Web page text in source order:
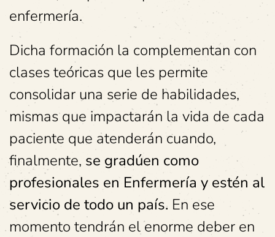
enfermería.
Dicha formación la complementan con
clases teóricas que les permite
consolidar una serie de habilidades,
mismas que impactarán la vida de cada
paciente que atenderán cuando,
finalmente, se gradúen como
profesionales en Enfermería y estén al
servicio de todo un país. En ese
momento tendrán el enorme deber en